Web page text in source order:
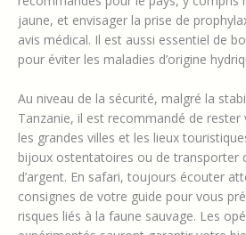
jaune, et envisager la prise de
avis médical. Il est aussi essentiel de
pour éviter les maladies d’origine
Au niveau de la sécurité, malgré la
Tanzanie, il est recommandé de
les grandes villes et les lieux
bijoux ostentatoires ou de transporter
d’argent. En safari, toujours écouter
consignes de votre guide pour vous
risques liés à la faune sauvage. Les